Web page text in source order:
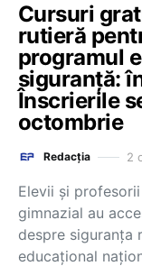
Cursuri
rutieră
programul
siguranță:
Înscrierile
octombrie
Redacția 2
Elevii și
gimnazial au
despre siguranța
educațional